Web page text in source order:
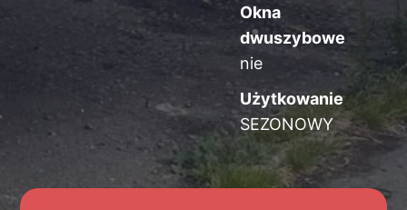
Okna
dwuszybowe
nie
Użytkowanie
SEZONOWY